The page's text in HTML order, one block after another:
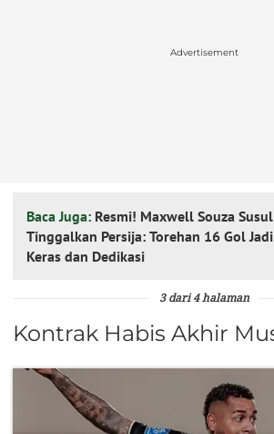
Advertisement
Baca Juga: Resmi! Maxwell Souza
Tinggalkan Persija: Torehan 16 Gol
Keras dan Dedikasi
3 dari 4 halaman
Kontrak Habis Akhir